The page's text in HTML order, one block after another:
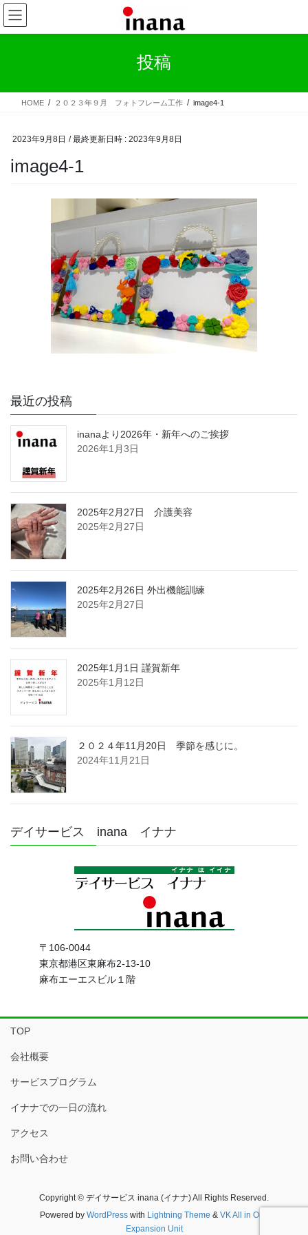
コ
ン
テ
ス
ナ
ビ
ゲ
ン
投稿
HOME ２０２３年９月 フォトフレーム工作 image4-1
2023年9月8日 / 最終更新日時 : 2023年9月8日
image4-1
最近の投稿
inanaより2026年・新年へのご挨拶
2026年1月3日
2025年2月27日 介護美容
2025年2月27日
2025年2月26日 外出機能訓練
2025年2月27日
2025年1月1日 謹賀新年
2025年1月12日
２０２４年11月20日 季節を感じに。
2024年11月21日
デイサービス inana イナナ
〒106-0044
東京都港区東麻布2-13-10
麻布エーエスビル１階
TOP
会社概要
サービスプログラム
イナナでの一日の流れ
アクセス
お問い合わせ
Copyright © デイサービス inana (イナナ) All Rights Reserved.
Powered by WordPresswith Lightning Theme & VK All in One
Expansion Unit